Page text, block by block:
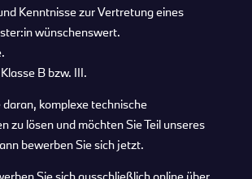
Kenntnisse zur Vertretung eines
wünschenswert.
B bzw. III.
komplexe technische
zu lösen und möchten Sie Teil unseres
bewerben Sie sich jetzt.